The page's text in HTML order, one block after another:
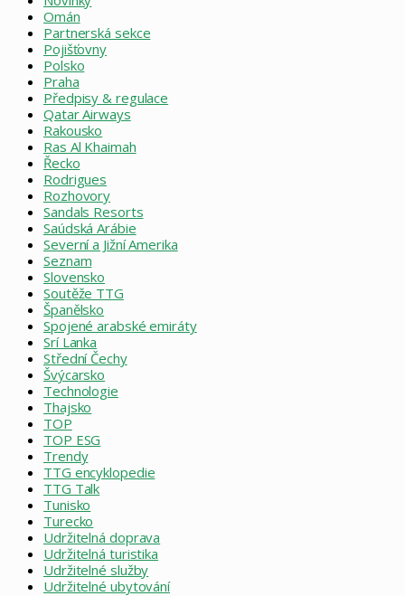
Omán
Partnerská sekce
Pojišťovny
Polsko
Praha
Předpisy & regulace
Qatar Airways
Rakousko
Ras Al Khaimah
Řecko
Rodrigues
Rozhovory
Sandals Resorts
Saúdská Arábie
Severní a Jižní Amerika
Seznam
Slovensko
Soutěže TTG
Španělsko
Spojené arabské emiráty
Srí Lanka
Střední Čechy
Švýcarsko
Technologie
Thajsko
TOP
TOP ESG
Trendy
TTG encyklopedie
TTG Talk
Tunisko
Turecko
Udržitelná doprava
Udržitelná turistika
Udržitelné služby
Udržitelné ubytování